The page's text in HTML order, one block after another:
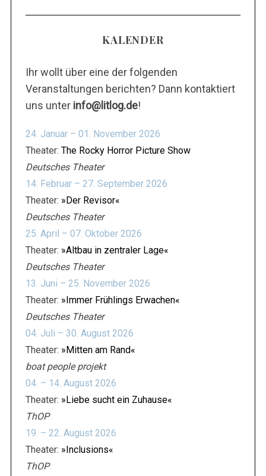
KALENDER
Ihr wollt über eine der folgenden
Veranstaltungen berichten? Dann kontaktiert
uns unter info@litlog.de!
24. Januar – 01. November 2026
Theater: The Rocky Horror Picture Show
Deutsches Theater
14. Februar – 27. September 2026
Theater: »Der Revisor«
Deutsches Theater
25. April – 07. Oktober 2026
Theater: »Altbau in zentraler Lage«
Deutsches Theater
13. Juni – 25. November 2026
Theater: »Immer Frühlings Erwachen«
Deutsches Theater
04. Juli – 30. August 2026
Theater: »Mitten am Rand«
boat people projekt
04. – 14. August 2026
Theater: »Liebe sucht ein Zuhause«
ThOP
19. – 22. August 2026
Theater: »Inclusions«
ThOP